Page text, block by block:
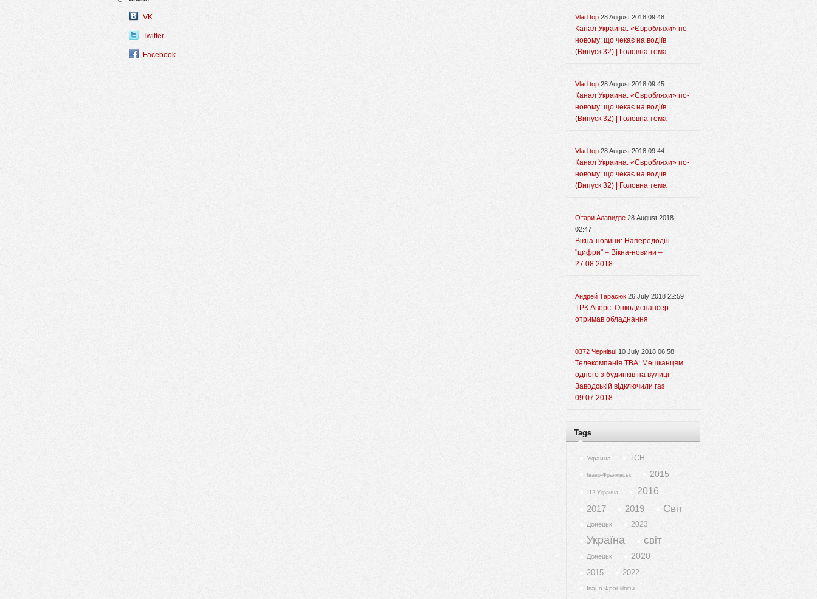
VK
Twitter
Facebook
Vlad top 28 August 2018 09:48
Канал Украина: «Євробляхи» по-
новому: що чекає на водіїв
(Випуск 32) | Головна тема
Vlad top 28 August 2018 09:45
Канал Украина: «Євробляхи» по-
новому: що чекає на водіїв
(Випуск 32) | Головна тема
Vlad top 28 August 2018 09:44
Канал Украина: «Євробляхи» по-
новому: що чекає на водіїв
(Випуск 32) | Головна тема
Отари Алавидзе 28 August 2018
02:47
Вікна-новини: Напередодні
"цифри" – Вікна-новини –
27.08.2018
Андрей Тарасюк 26 July 2018 22:59
ТРК Аверс: Онкодиспансер
отримав обладнання
0372 Чернівці 10 July 2018 06:58
Телекомпанія ТВА: Мешканцям
одного з будинків на вулиці
Заводській відключили газ
09.07.2018
Tags
Украина ТСН
Івано-Франківськ 2015
112 Украина
2016
2017
2019 Світ
Донецьк 2023
Україна світ
Донецьк 2020
2015 2022
Івано-Франківськ